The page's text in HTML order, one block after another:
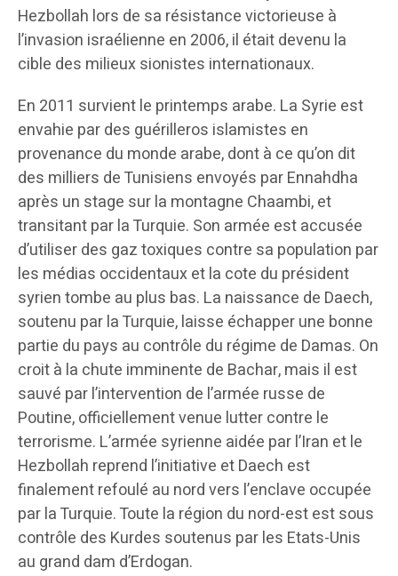
Hezbollah lors de sa résistance victorieuse à
l’invasion israélienne en 2006, il était devenu la
cible des milieux sionistes internationaux.
En 2011 survient le printemps arabe. La Syrie est
envahie par des guérilleros islamistes en
provenance du monde arabe, dont à ce qu’on dit
des milliers de Tunisiens envoyés par Ennahdha
après un stage sur la montagne Chaambi, et
transitant par la Turquie. Son armée est accusée
d’utiliser des gaz toxiques contre sa population par
les médias occidentaux et la cote du président
syrien tombe au plus bas. La naissance de Daech,
soutenu par la Turquie, laisse échapper une bonne
partie du pays au contrôle du régime de Damas. On
croit à la chute imminente de Bachar, mais il est
sauvé par l’intervention de l’armée russe de
Poutine, officiellement venue lutter contre le
terrorisme. L’armée syrienne aidée par l’Iran et le
Hezbollah reprend l’initiative et Daech est
finalement refoulé au nord vers l’enclave occupée
par la Turquie. Toute la région du nord-est est sous
contrôle des Kurdes soutenus par les Etats-Unis
au grand dam d’Erdogan.